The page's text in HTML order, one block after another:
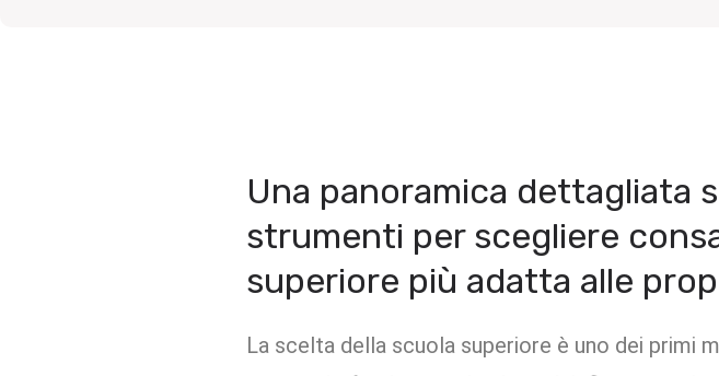
Una panoramica dettagliata
strumenti per scegliere
superiore più adatta alle
La scelta della scuola superiore è uno dei primi